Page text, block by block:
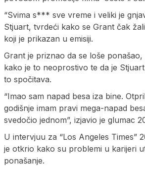
“Svima s*** sve vreme i veliki je
Stjuart, tvrdeći kako se Grant čak
koji je prikazan u emisiji.
Grant je priznao da se loše
kako je to neoprostivo te da je
to spočitava.
“Imao sam napad besa iza bine.
godišnje imam pravi mega-napad
svedočio jednom”, izjavio je glumac
U intervjuu za “Los Angeles Times”
je otkrio kako su problemi u karijeri
ponašanje.